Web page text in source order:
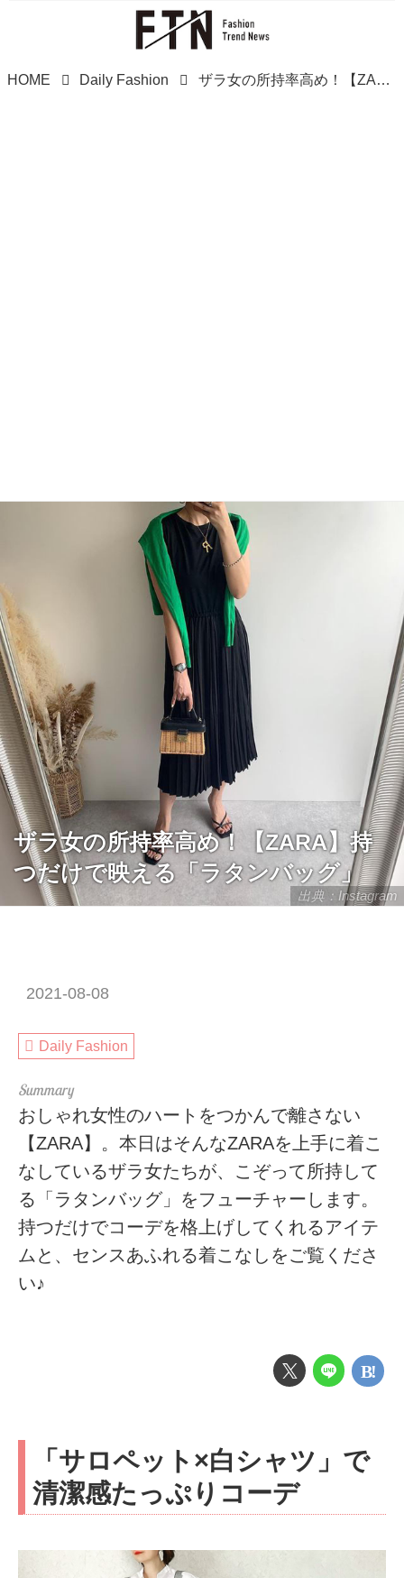
HOME Daily Fashion ザラ女の所持率高め！【ZARA】持つだけで映える「ラタンバッグ」
出典：Instagram
ザラ女の所持率高め！【ZARA】持
つだけで映える「ラタンバッグ」
2021-08-08
Daily Fashion
おしゃれ女性のハートをつかんで離さない
【ZARA】。本日はそんなZARAを上手に着こ
なしているザラ女たちが、こぞって所持して
る「ラタンバッグ」をフューチャーします。
持つだけでコーデを格上げしてくれるアイテ
ムと、センスあふれる着こなしをご覧くださ
い♪
「サロペット×白シャツ」で
清潔感たっぷりコーデ